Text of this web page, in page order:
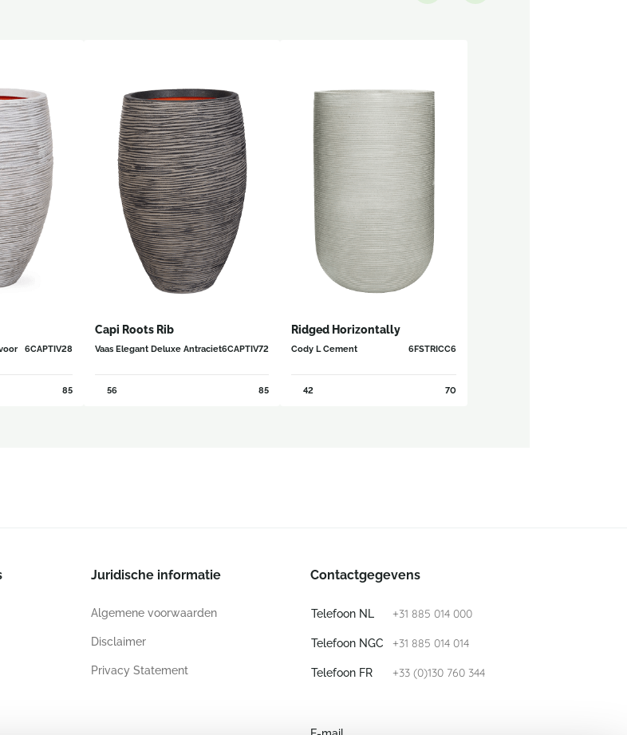
6CAPTIV28
85
Capi Roots Rib
Vaas Elegant Deluxe Antraciet6CAPTIV72
56 85
Ridged Horizontally
Cody L Cement 6FSTRICC6
42 70
Juridische informatie
Algemene voorwaarden
Disclaimer
Privacy Statement
Contactgegevens
Telefoon NL +31 885 014 000
Telefoon NGC +31 885 014 014
Telefoon FR +33 (0)130 760 344